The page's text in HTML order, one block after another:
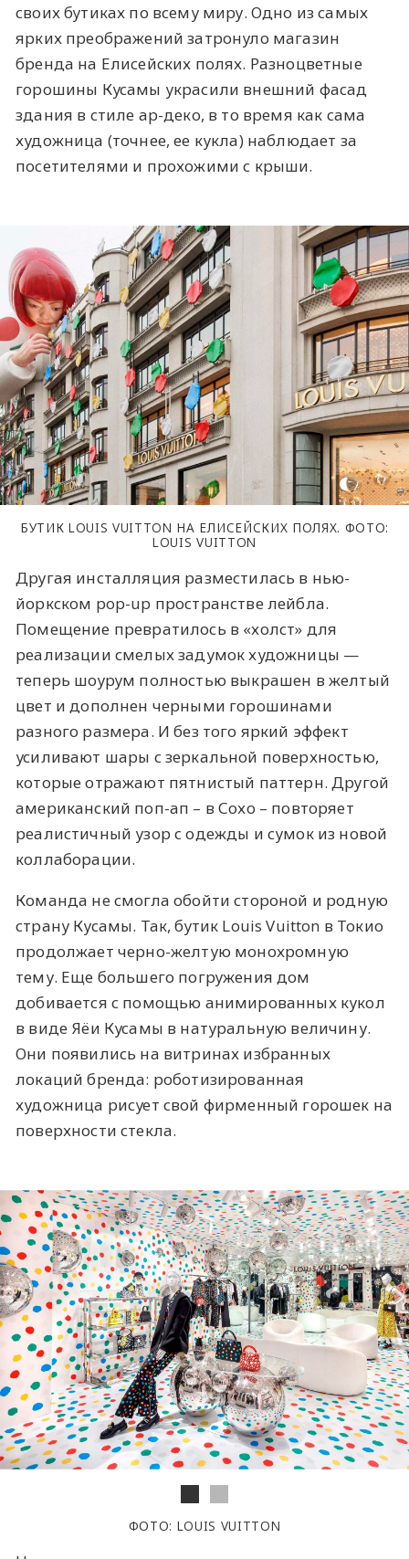
своих бутиках по всему миру. Одно из самых
ярких преображений затронуло магазин
бренда на Елисейских полях. Разноцветные
горошины Кусамы украсили внешний фасад
здания в стиле ар-деко, в то время как сама
художница (точнее, ее кукла) наблюдает за
посетителями и прохожими с крыши.
БУТИК LOUIS VUITTON НА ЕЛИСЕЙСКИХ ПОЛЯХ. ФОТО:
LOUIS VUITTON
Другая инсталляция разместилась в нью-
йоркском pop-up пространстве лейбла.
Помещение превратилось в «холст» для
реализации смелых задумок художницы —
теперь шоурум полностью выкрашен в желтый
цвет и дополнен черными горошинами
разного размера. И без того яркий эффект
усиливают шары с зеркальной поверхностью,
которые отражают пятнистый паттерн. Другой
американский поп-ап – в Сохо – повторяет
реалистичный узор с одежды и сумок из новой
коллаборации.
Команда не смогла обойти стороной и родную
страну Кусамы. Так, бутик Louis Vuitton в Токио
продолжает черно-желтую монохромную
тему. Еще большего погружения дом
добивается с помощью анимированных кукол
в виде Яёи Кусамы в натуральную величину.
Они появились на витринах избранных
локаций бренда: роботизированная
художница рисует свой фирменный горошек на
поверхности стекла.
ФОТО: LOUIS VUITTON